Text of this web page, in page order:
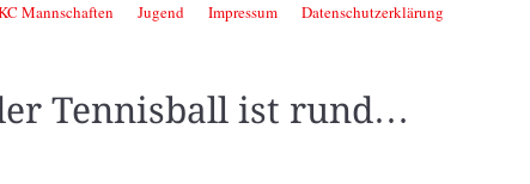
Mannschaften Jugend Impressum Datenschutzerklärung
Tennisball ist rund…